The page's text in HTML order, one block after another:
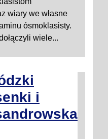
wiary we własne
ósmoklasisty.
wiele...
i